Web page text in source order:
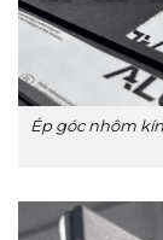
Ép góc nhôm